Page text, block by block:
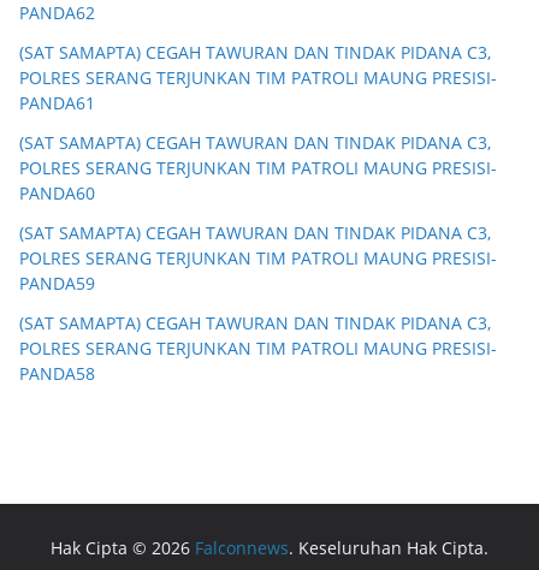
PANDA62
(SAT SAMAPTA) CEGAH TAWURAN DAN TINDAK PIDANA C3,
POLRES SERANG TERJUNKAN TIM PATROLI MAUNG PRESISI-
PANDA61
(SAT SAMAPTA) CEGAH TAWURAN DAN TINDAK PIDANA C3,
POLRES SERANG TERJUNKAN TIM PATROLI MAUNG PRESISI-
PANDA60
(SAT SAMAPTA) CEGAH TAWURAN DAN TINDAK PIDANA C3,
POLRES SERANG TERJUNKAN TIM PATROLI MAUNG PRESISI-
PANDA59
(SAT SAMAPTA) CEGAH TAWURAN DAN TINDAK PIDANA C3,
POLRES SERANG TERJUNKAN TIM PATROLI MAUNG PRESISI-
PANDA58
Hak Cipta © 2026 Falconnews. Keseluruhan Hak Cipta.